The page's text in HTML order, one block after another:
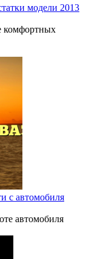
модели 2013
комфортных
с автомобиля
автомобиля